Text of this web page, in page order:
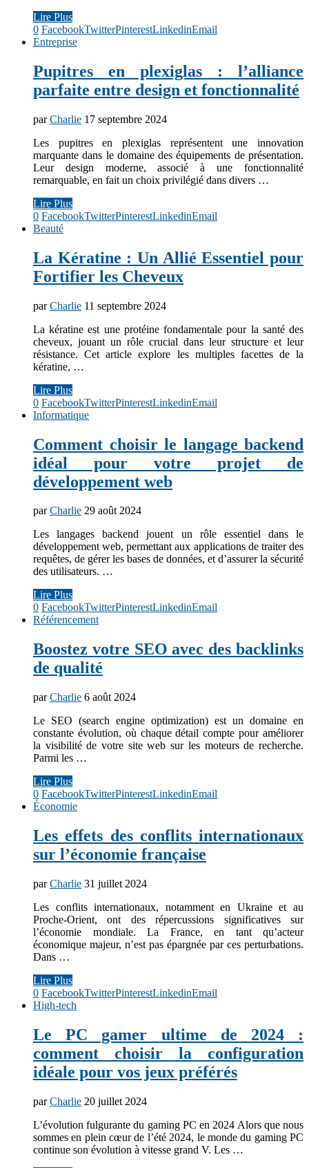
Lire Plus
0 FacebookTwitterPinterestLinkedinEmail
Entreprise
Pupitres en plexiglas : l’alliance
parfaite entre design et fonctionnalité
parCharlie 17 septembre 2024
Les pupitres en plexiglas représentent une innovation
marquante dans le domaine des équipements de présentation.
Leur design moderne, associé à une fonctionnalité
remarquable, en fait un choix privilégié dans divers …
Lire Plus
0 FacebookTwitterPinterestLinkedinEmail
Beauté
La Kératine : Un Allié Essentiel pour
Fortifier les Cheveux
parCharlie 11 septembre 2024
La kératine est une protéine fondamentale pour la santé des
cheveux, jouant un rôle crucial dans leur structure et leur
résistance. Cet article explore les multiples facettes de la
kératine, …
Lire Plus
0 FacebookTwitterPinterestLinkedinEmail
Informatique
Comment choisir le langage backend
idéal pour votre projet de
développement web
parCharlie 29 août 2024
Les langages backend jouent un rôle essentiel dans le
développement web, permettant aux applications de traiter des
requêtes, de gérer les bases de données, et d’assurer la sécurité
des utilisateurs. …
Lire Plus
0 FacebookTwitterPinterestLinkedinEmail
Référencement
Boostez votre SEO avec des backlinks
de qualité
parCharlie 6 août 2024
Le SEO (search engine optimization) est un domaine en
constante évolution, où chaque détail compte pour améliorer
la visibilité de votre site web sur les moteurs de recherche.
Parmi les …
Lire Plus
0 FacebookTwitterPinterestLinkedinEmail
Économie
Les effets des conflits internationaux
sur l’économie française
parCharlie 31 juillet 2024
Les conflits internationaux, notamment en Ukraine et au
Proche-Orient, ont des répercussions significatives sur
l’économie mondiale. La France, en tant qu’acteur
économique majeur, n’est pas épargnée par ces perturbations.
Dans …
Lire Plus
0 FacebookTwitterPinterestLinkedinEmail
High-tech
Le PC gamer ultime de 2024 :
comment choisir la configuration
idéale pour vos jeux préférés
parCharlie 20 juillet 2024
L’évolution fulgurante du gaming PC en 2024 Alors que nous
sommes en plein cœur de l’été 2024, le monde du gaming PC
continue son évolution à vitesse grand V. Les …